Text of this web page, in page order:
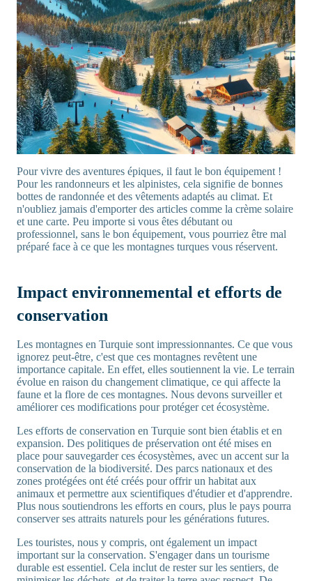
Pour vivre des aventures épiques, il faut le bon équipement !
Pour les randonneurs et les alpinistes, cela signifie de bonnes
bottes de randonnée et des vêtements adaptés au climat. Et
n'oubliez jamais d'emporter des articles comme la crème solaire
et une carte. Peu importe si vous êtes débutant ou
professionnel, sans le bon équipement, vous pourriez être mal
préparé face à ce que les montagnes turques vous réservent.
Impact environnemental et efforts de
conservation
Les montagnes en Turquie sont impressionnantes. Ce que vous
ignorez peut-être, c'est que ces montagnes revêtent une
importance capitale. En effet, elles soutiennent la vie. Le terrain
évolue en raison du changement climatique, ce qui affecte la
faune et la flore de ces montagnes. Nous devons surveiller et
améliorer ces modifications pour protéger cet écosystème.
Les efforts de conservation en Turquie sont bien établis et en
expansion. Des politiques de préservation ont été mises en
place pour sauvegarder ces écosystèmes, avec un accent sur la
conservation de la biodiversité. Des parcs nationaux et des
zones protégées ont été créés pour offrir un habitat aux
animaux et permettre aux scientifiques d'étudier et d'apprendre.
Plus nous soutiendrons les efforts en cours, plus le pays pourra
conserver ses attraits naturels pour les générations futures.
Les touristes, nous y compris, ont également un impact
important sur la conservation. S'engager dans un tourisme
durable est essentiel. Cela inclut de rester sur les sentiers, de